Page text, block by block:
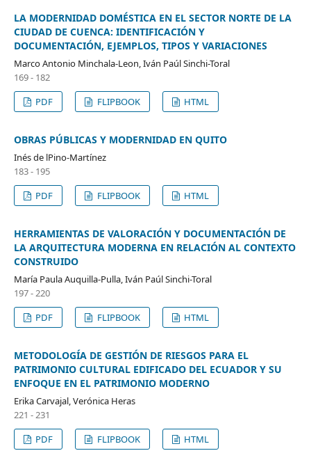
LA MODERNIDAD DOMÉSTICA EN EL SECTOR NORTE DE LA
CIUDAD DE CUENCA: IDENTIFICACIÓN Y
DOCUMENTACIÓN, EJEMPLOS, TIPOS Y VARIACIONES
Marco Antonio Minchala-Leon, Iván Paúl Sinchi-Toral
169 - 182
PDF
FLIPBOOK HTML
OBRAS PÚBLICAS Y MODERNIDAD EN QUITO
Inés de lPino-Martínez
183 - 195
PDF
FLIPBOOK HTML
HERRAMIENTAS DE VALORACIÓN Y DOCUMENTACIÓN DE
LA ARQUITECTURA MODERNA EN RELACIÓN AL CONTEXTO
CONSTRUIDO
María Paula Auquilla-Pulla, Iván Paúl Sinchi-Toral
197 - 220
PDF
FLIPBOOK HTML
METODOLOGÍA DE GESTIÓN DE RIESGOS PARA EL
PATRIMONIO CULTURAL EDIFICADO DEL ECUADOR Y SU
ENFOQUE EN EL PATRIMONIO MODERNO
Erika Carvajal, Verónica Heras
221 - 231
PDF
FLIPBOOK HTML